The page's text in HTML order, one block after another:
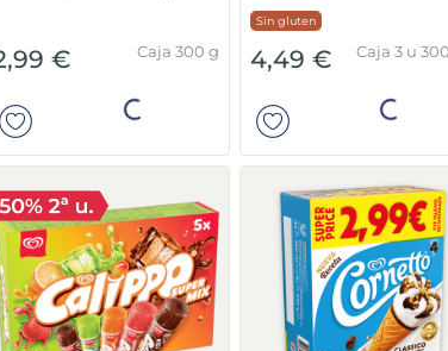
€ Caja 300 g
Añadir
Sin gluten
4,49 € Caja 3 u
Añadir